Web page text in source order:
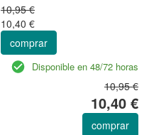
10,95 €
10,40 €
comprar
Disponible en 48/72 horas
10,95 €
10,40 €
comprar